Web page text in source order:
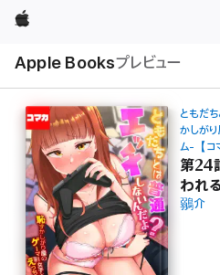
Apple
Apple Booksプレビュー
ル
ともだ
かしが
ム-【コ
第24
われ
鶸介